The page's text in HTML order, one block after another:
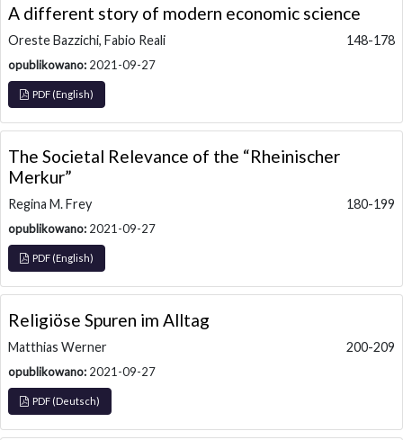
A different story of modern economic science
Oreste Bazzichi, Fabio Reali 148-178
opublikowano: 2021-09-27
PDF (English)
The Societal Relevance of the “Rheinischer
Merkur”
Regina M. Frey 180-199
opublikowano: 2021-09-27
PDF (English)
Religiöse Spuren im Alltag
Matthias Werner 200-209
opublikowano: 2021-09-27
PDF (Deutsch)